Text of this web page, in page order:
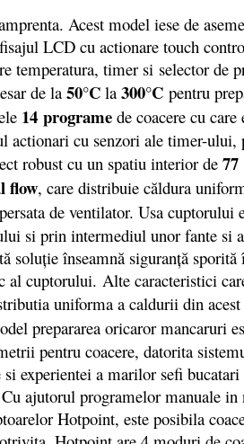
Acest model iese de
LCD cu actionare touch
timer si selector de
de la 50°C la 300°C pentru
14 programe de coacere cu
cu senzori ale timer-ului,
robust cu un spatiu interior de
flow, care distribuie căldura
de ventilator. Usa cuptorului
si prin intermediul unor fante si
înseamnă siguranţă
cuptorului. Alte caracteristici
uniforma a caldurii din
prepararea oricaror mancaruri
pentru coacere, datorita
experientei a marilor sefi
ajutorul programelor manuale
Hotpoint, este posibila